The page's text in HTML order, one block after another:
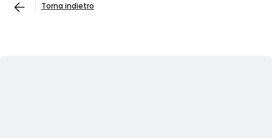
Torna indietro